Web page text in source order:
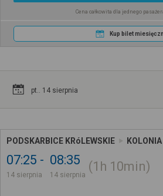
Cena całkowita dla jednego
Kup bilet
pt.. 14 sierpnia
PODSKARBICE KRóLEWSKIE
07:25
14 sierpnia
08:35
14 sierpnia
1h 10min